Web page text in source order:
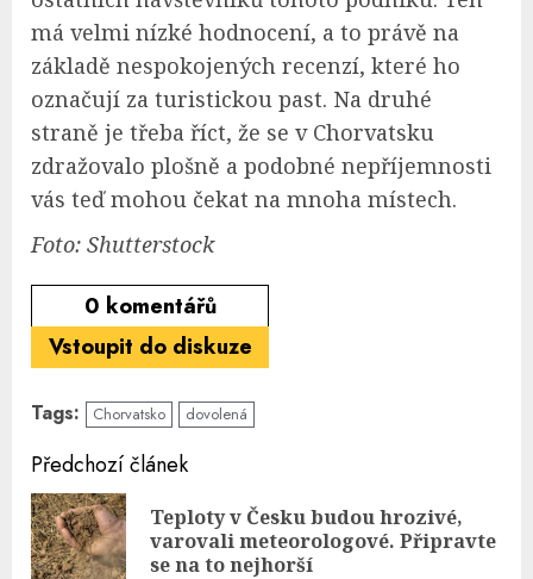
má velmi nízké hodnocení, a to právě na
základě nespokojených recenzí, které ho
označují za turistickou past. Na druhé
straně je třeba říct, že se v Chorvatsku
zdražovalo plošně a podobné nepříjemnosti
vás teď mohou čekat na mnoha místech.
Foto: Shutterstock
0 komentářů
Vstoupit do diskuze
Tags: Chorvatsko dovolená
Continue
Reading
Předchozí článek
Teploty v Česku budou hrozivé,
varovali meteorologové. Připravte
se na to nejhorší